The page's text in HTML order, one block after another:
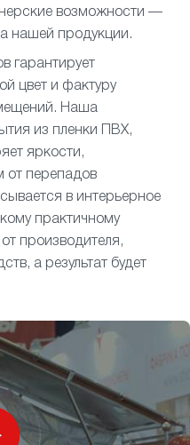
возможности —
нашей продукции.
гарантирует
цвет и фактуру
Наша
из пленки ПВХ,
яркости,
от перепадов
в интерьерное
практичному
производителя,
а результат будет